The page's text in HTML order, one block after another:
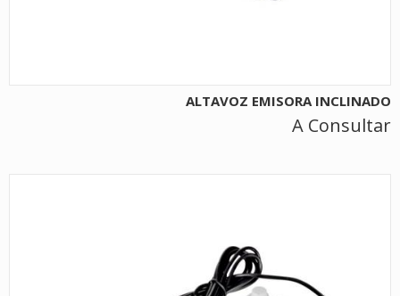
ALTAVOZ EMISORA INCLINADO
A Consultar